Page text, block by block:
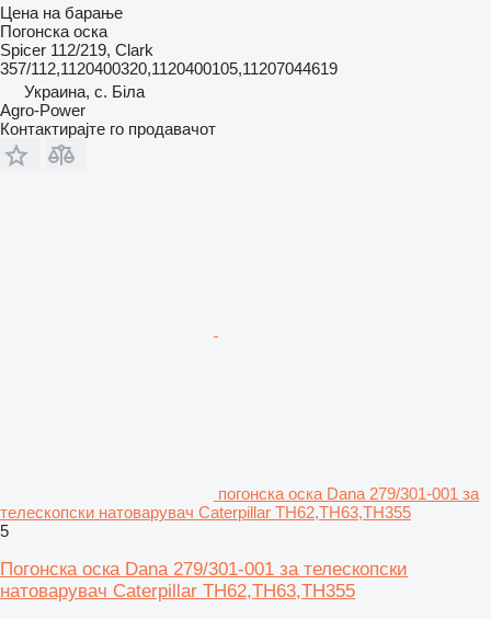
Цена на барање
Погонска оска
Spicer 112/219, Clark
357/112,1120400320,1120400105,11207044619
Украина, с. Біла
Agro-Power
Контактирајте го продавачот
погонска оска Dana 279/301-001 за
телескопски натоварувач Caterpillar TH62,TH63,TH355
5
Погонска оска Dana 279/301-001 за телескопски
натоварувач Caterpillar TH62,TH63,TH355